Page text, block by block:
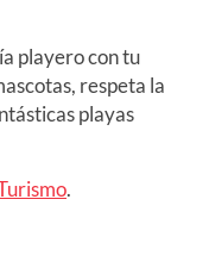
playero con tu
respeta la
playas
.